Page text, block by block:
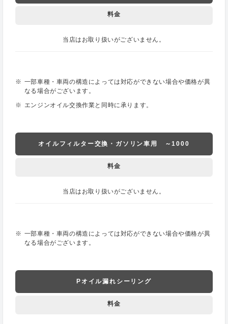
料金
当店はお取り扱いがございません。
一部車種・車両の構造によっては対応ができない場合や価格が異
なる場合がございます。
エンジンオイル交換作業と同時に承ります。
オイルフィルター交換・ガソリン車用 ～1000
料金
当店はお取り扱いがございません。
一部車種・車両の構造によっては対応ができない場合や価格が異
なる場合がございます。
Pオイル漏れシーリング
料金